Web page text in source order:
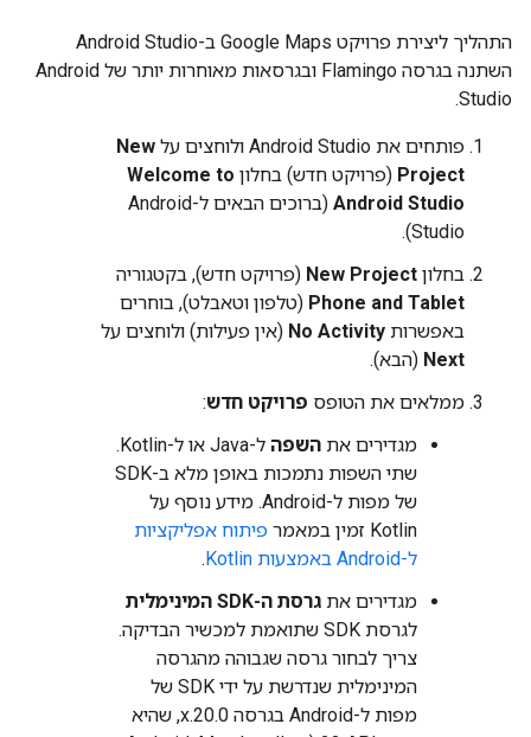
התהליך ליצירת פרויקט Google Maps ב-Android Studio
השתנה בגרסה Flamingo ובגרסאות מאוחרות יותר של Android
Studio.
פותחים את Android Studio ולוחצים על
New
Project (פרויקט חדש) בחלון Welcome to
Android Studio
(ברוכים הבאים ל-Android
Studio).
בחלון New Project (פרויקט חדש), בקטגוריה
Phone and Tablet (טלפון וטאבלט), בוחרים
באפשרות No Activity (אין פעילות) ולוחצים על
Next (הבא).
ממלאים את הטופס פרויקט חדש:
מגדירים את השפה
ל-Java או ל-Kotlin.
שתי השפות נתמכות באופן מלא ב-SDK
של מפות ל-Android. מידע נוסף על
Kotlin זמין במאמר
פיתוח אפליקציות
ל-Android באמצעות Kotlin
.
מגדירים את גרסת ה-SDK המינימלית
לגרסת SDK שתואמת למכשיר הבדיקה.
צריך לבחור גרסה שגבוהה מהגרסה
המינימלית שנדרשת על ידי SDK של
מפות ל-Android בגרסה 20.0.x, שהיא